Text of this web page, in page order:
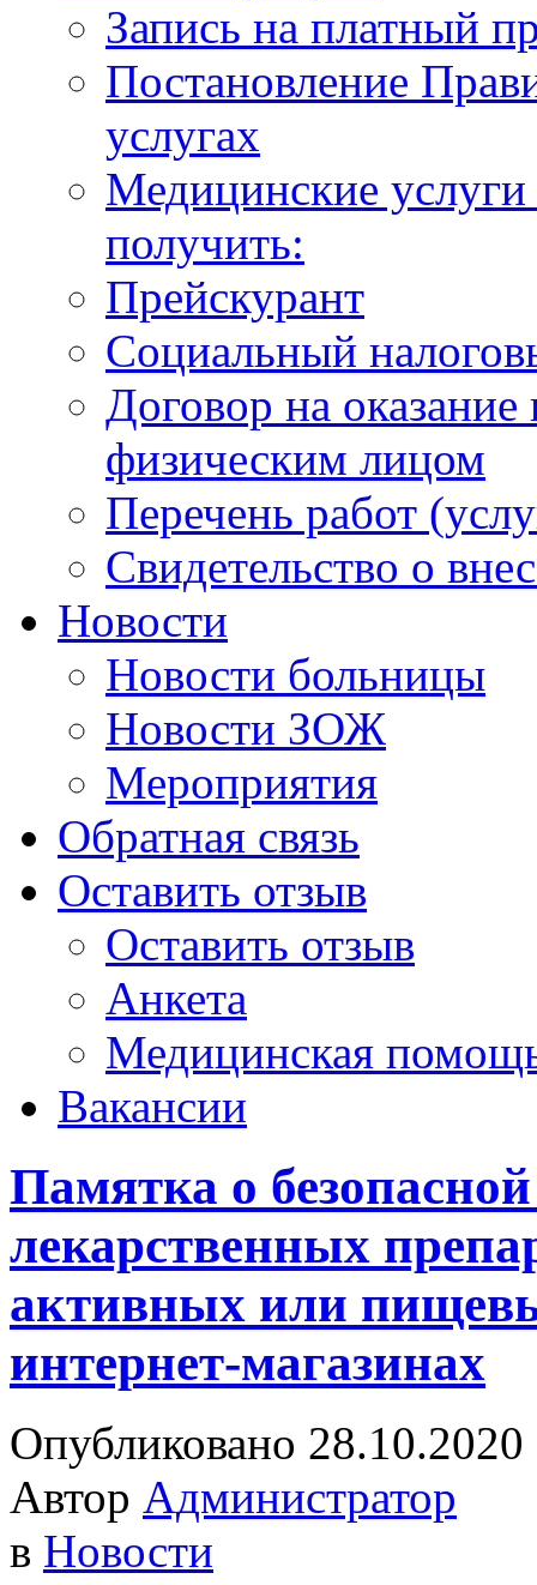
Запись на платный
Постановление
услугах
Медицинские
получить:
Прейскурант
Социальный
Договор на
физическим лицом
Перечень работ
Свидетельство о
Новости
Новости больницы
Новости ЗОЖ
Мероприятия
Обратная связь
Оставить отзыв
Оставить отзыв
Анкета
Медицинская
Вакансии
Памятка о
лекарственных
активных или
интернет-магазинах
Опубликовано 28.10.2020
Автор Администратор
в Новости